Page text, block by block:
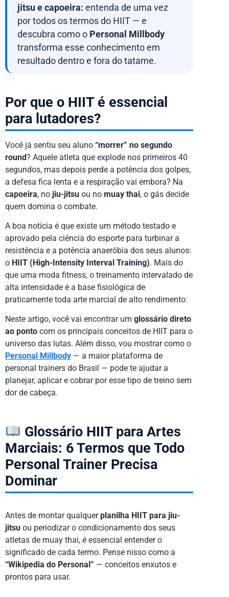
jitsu e capoeira: entenda de uma vez
por todos os termos do HIIT — e
descubra como o Personal Millbody
transforma esse conhecimento em
resultado dentro e fora do tatame.
Por que o HIIT é essencial
para lutadores?
Você já sentiu seu aluno “morrer” no segundo
round? Aquele atleta que explode nos primeiros 40
segundos, mas depois perde a potência dos golpes,
a defesa fica lenta e a respiração vai embora? Na
capoeira, no jiu-jitsu ou no muay thai, o gás decide
quem domina o combate.
A boa notícia é que existe um método testado e
aprovado pela ciência do esporte para turbinar a
resistência e a potência anaeróbia dos seus alunos:
o HIIT (High-Intensity Interval Training). Mais do
que uma moda fitness, o treinamento intervalado de
alta intensidade é a base fisiológica de
praticamente toda arte marcial de alto rendimento.
Neste artigo, você vai encontrar um glossário direto
ao ponto com os principais conceitos de HIIT para o
universo das lutas. Além disso, vou mostrar como o
Personal Millbody — a maior plataforma de
personal trainers do Brasil — pode te ajudar a
planejar, aplicar e cobrar por esse tipo de treino sem
dor de cabeça.
Glossário HIIT para Artes
Marciais: 6 Termos que Todo
Personal Trainer Precisa
Dominar
Antes de montar qualquerplanilha HIIT para jiu-
jitsu ou periodizar o condicionamento dos seus
atletas de muay thai, é essencial entender o
significado de cada termo. Pense nisso como a
“Wikipedia do Personal” — conceitos enxutos e
prontos para usar.